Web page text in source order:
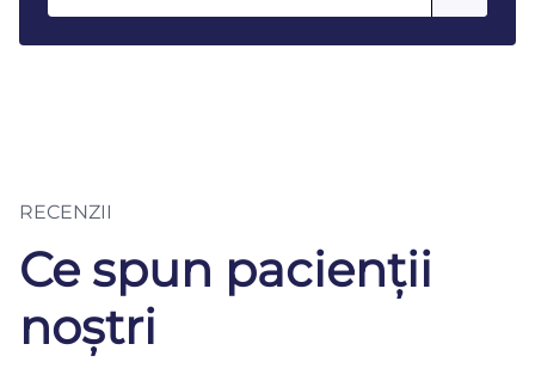
RECENZII
Ce spun pacienții
noștri